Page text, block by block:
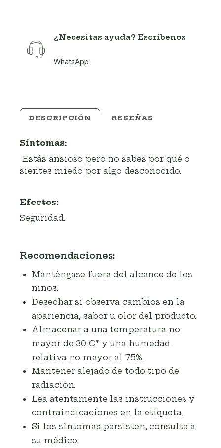
¿Necesitas ayuda? Escríbenos
WhatsApp
DESCRIPCIÓN RESEÑAS
Síntomas:
Estás ansioso pero no sabes por qué o
sientes miedo por algo desconocido.
Efectos:
Seguridad.
Recomendaciones:
Manténgase fuera del alcance de los
niños.
Desechar si observa cambios en la
apariencia, sabor u olor del producto.
Almacenar a una temperatura no
mayor de 30 C* y una humedad
relativa no mayor al 75%.
Mantener alejado de todo tipo de
radiación.
Lea atentamente las instrucciones y
contraindicaciones en la etiqueta.
Si los síntomas persisten, consulte a
su médico.